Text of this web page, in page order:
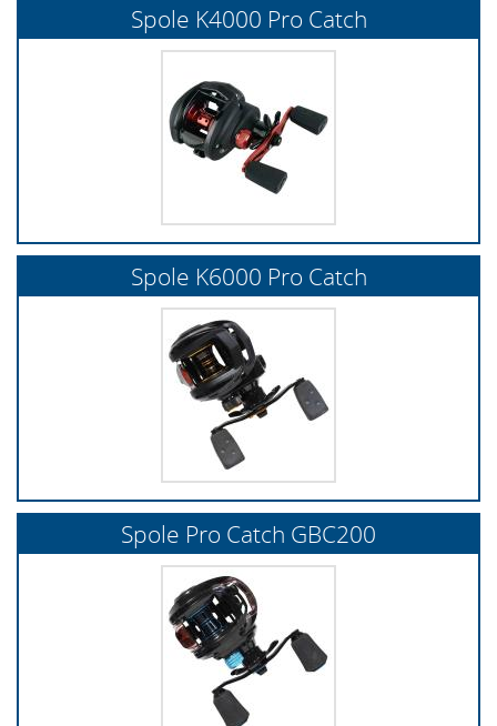
Spole K4000 Pro Catch
Spole K6000 Pro Catch
Spole Pro Catch GBC200